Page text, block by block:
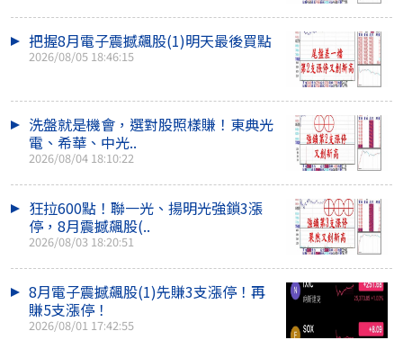
把握8月電子震撼飆股(1)明天最後買點
2026/08/05 18:46:15
洗盤就是機會，選對股照樣賺！東典光
電、希華、中光..
2026/08/04 18:10:22
狂拉600點！聯一光、揚明光強鎖3漲
停，8月震撼飆股(..
2026/08/03 18:20:51
8月電子震撼飆股(1)先賺3支漲停！再
賺5支漲停！
2026/08/01 17:42:55